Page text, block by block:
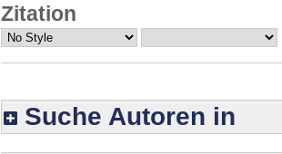
Zitation
Suche Autoren in